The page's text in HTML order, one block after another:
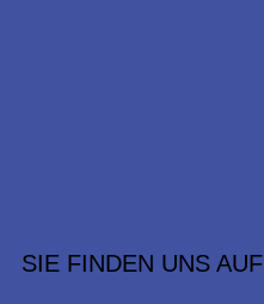
SIE FINDEN UNS AUF